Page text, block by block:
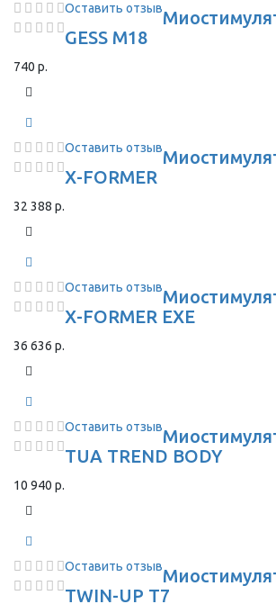
Оставить отзыв
GESS M18
740 р.
Оставить отзыв
X-FORMER
32 388 р.
Оставить отзыв
X-FORMER EXE
36 636 р.
Оставить отзыв
TUA TREND BODY
10 940 р.
Оставить отзыв
TWIN-UP T7